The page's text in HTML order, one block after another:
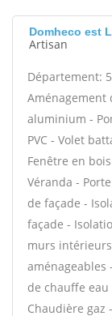
Domheco est
Artisan
Département:
Aménagement
aluminium -
PVC - Volet
Fenêtre en
Véranda -
de façade -
façade -
murs
de chauffe
Chaudière gaz